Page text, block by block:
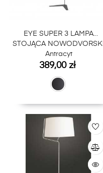
EYE SUPER 3 LAMPA
STOJĄCA NOWODVORSKI
Antracyt
Cena
389,00 zł